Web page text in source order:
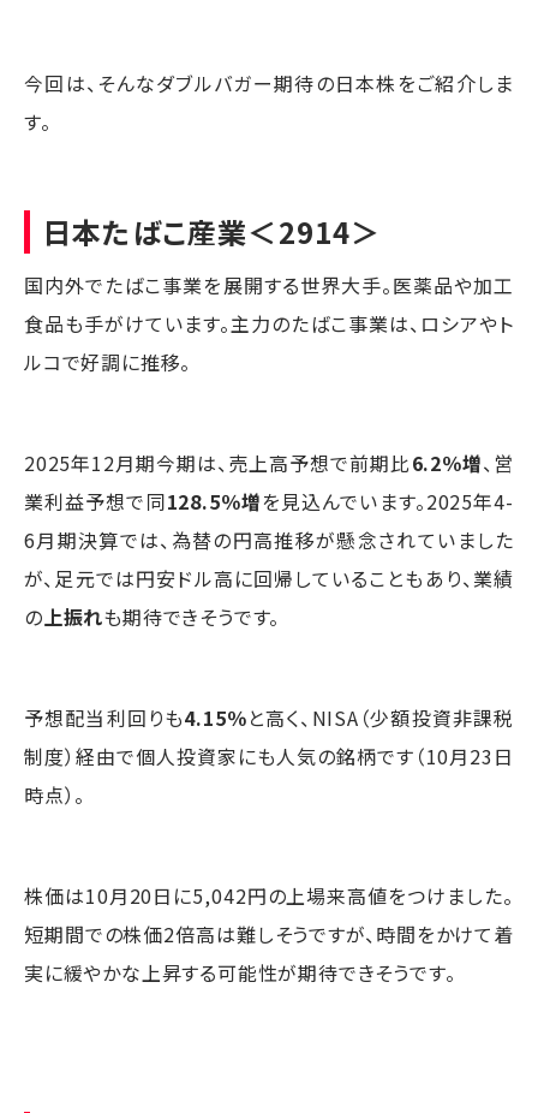
今回は、そんなダブルバガー期待の日本株をご紹介しま
す。
日本たばこ産業＜2914＞
国内外でたばこ事業を展開する世界大手。医薬品や加工
食品も手がけています。主力のたばこ事業は、ロシアやト
ルコで好調に推移。
2025年12月期今期は、売上高予想で前期比6.2％増、営
業利益予想で同128.5％増を見込んでいます。2025年4-
6月期決算では、為替の円高推移が懸念されていました
が、足元では円安ドル高に回帰していることもあり、業績
の上振れも期待できそうです。
予想配当利回りも4.15％と高く、NISA（少額投資非課税
制度）経由で個人投資家にも人気の銘柄です（10月23日
時点）。
株価は10月20日に5,042円の上場来高値をつけました。
短期間での株価2倍高は難しそうですが、時間をかけて着
実に緩やかな上昇する可能性が期待できそうです。